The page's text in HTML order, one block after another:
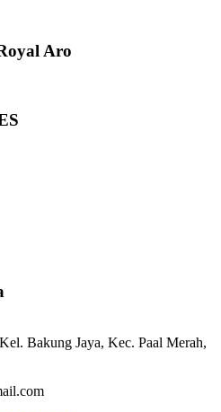
Aro
Bakung Jaya, Kec. Paal Merah,